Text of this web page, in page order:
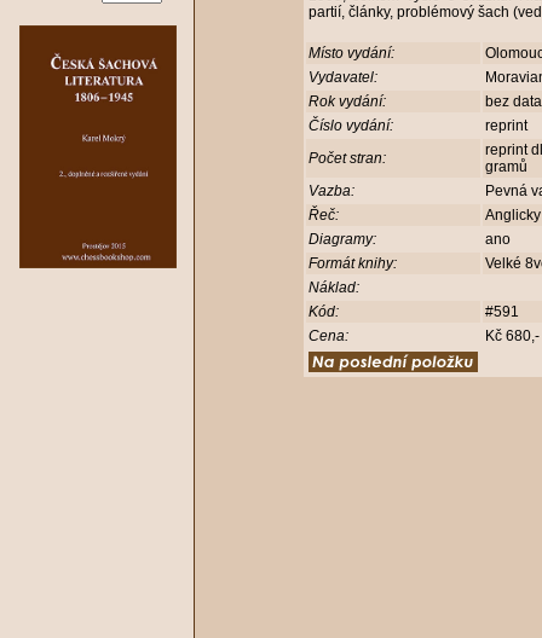
partií, články, problémový šach
Místo vydání:
Vydavatel:
Rok vydání:
bez
Číslo vydání:
reprint
Počet stran:
reprint
gramů
Vazba:
Pevná
Řeč:
Diagramy:
ano
Formát knihy:
Velké
Náklad:
Kód:
#591
Cena:
Kč